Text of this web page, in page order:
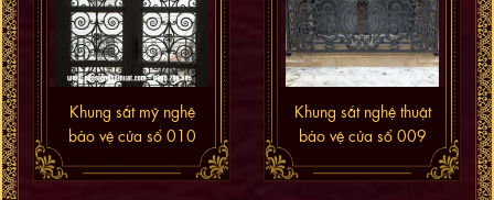
Khung sắt mỹ nghệ
bảo vệ cửa sổ 010
Khung sắt nghệ thuật
bảo vệ cửa sổ 009